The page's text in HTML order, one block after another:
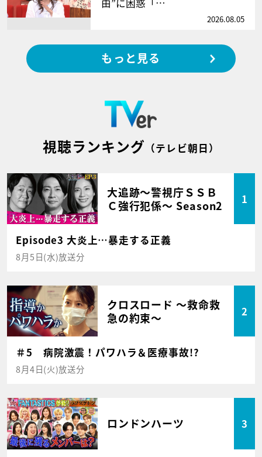
2026.08.05
もっと見る
視聴ランキング （テレビ朝日）
大追跡～警視庁ＳＳＢ
Ｃ強行犯係～ Season2
1
Episode3 大炎上…暴走する正義
8月5日(水)放送分
クロスロード ～救命救
急の約束～
2
＃5 病院激震！パワハラ＆医療事故!?
8月4日(火)放送分
ロンドンハーツ 3